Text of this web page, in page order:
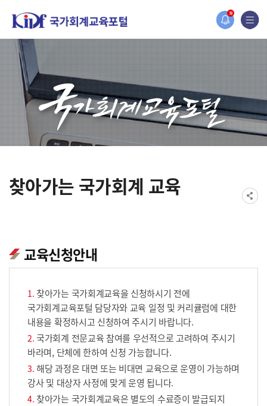
N
홈페이지가 새롭게 개편되었습니다.
한국조세재정연구원홈페이지가 새롭게 개설되었습니다.
찾아가는 국가회계 교육
교육신청안내
찾아가는 국가회계교육을 신청하시기 전에
국가회계교육포털 담당자와 교육 일정 및 커리큘럼에 대한
내용을 확정하시고 신청하여 주시기 바랍니다.
국가회계 전문교육 참여를 우선적으로 고려하여 주시기
바라며, 단체에 한하여 신청 가능합니다.
해당 과정은 대면 또는 비대면 교육으로 운영이 가능하며
강사 및 대상자 사정에 맞게 운영 됩니다.
찾아가는 국가회계교육은 별도의 수료증이 발급되지